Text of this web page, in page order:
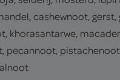
cashewnoot, gerst,
khorasantarwe,
pecannoot,